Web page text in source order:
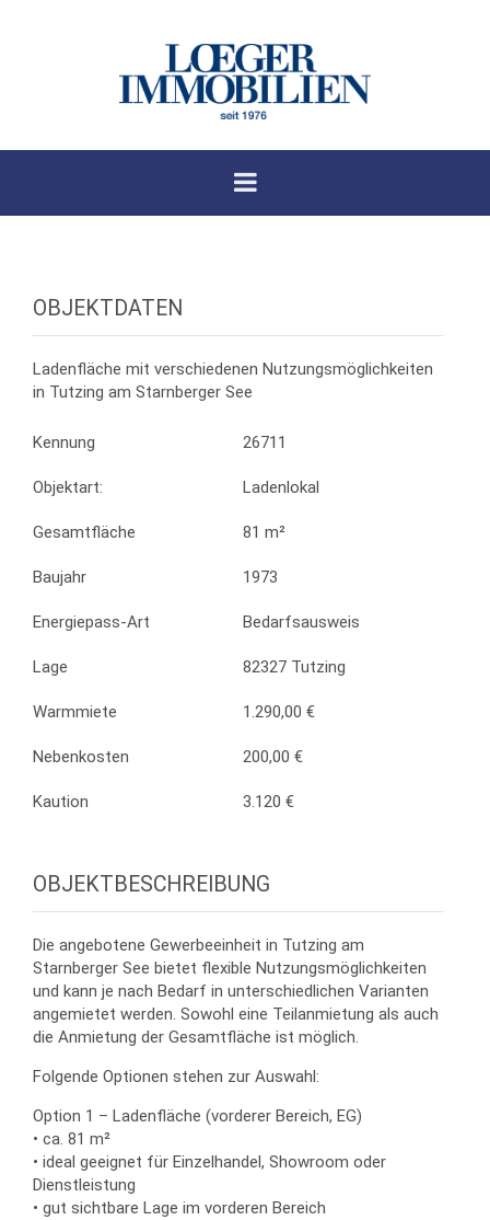
OBJEKTDATEN
Ladenfläche mit verschiedenen Nutzungsmöglichkeiten
in Tutzing am Starnberger See
Kennung 26711
Objektart: Ladenlokal
Gesamtfläche 81 m²
Baujahr 1973
Energiepass-Art Bedarfsausweis
Lage 82327 Tutzing
Warmmiete 1.290,00 €
Nebenkosten 200,00 €
Kaution 3.120 €
OBJEKTBESCHREIBUNG
Die angebotene Gewerbeeinheit in Tutzing am
Starnberger See bietet flexible Nutzungsmöglichkeiten
und kann je nach Bedarf in unterschiedlichen Varianten
angemietet werden. Sowohl eine Teilanmietung als auch
die Anmietung der Gesamtfläche ist möglich.
Folgende Optionen stehen zur Auswahl:
Option 1 – Ladenfläche (vorderer Bereich, EG)
• ca. 81 m²
• ideal geeignet für Einzelhandel, Showroom oder
Dienstleistung
• gut sichtbare Lage im vorderen Bereich